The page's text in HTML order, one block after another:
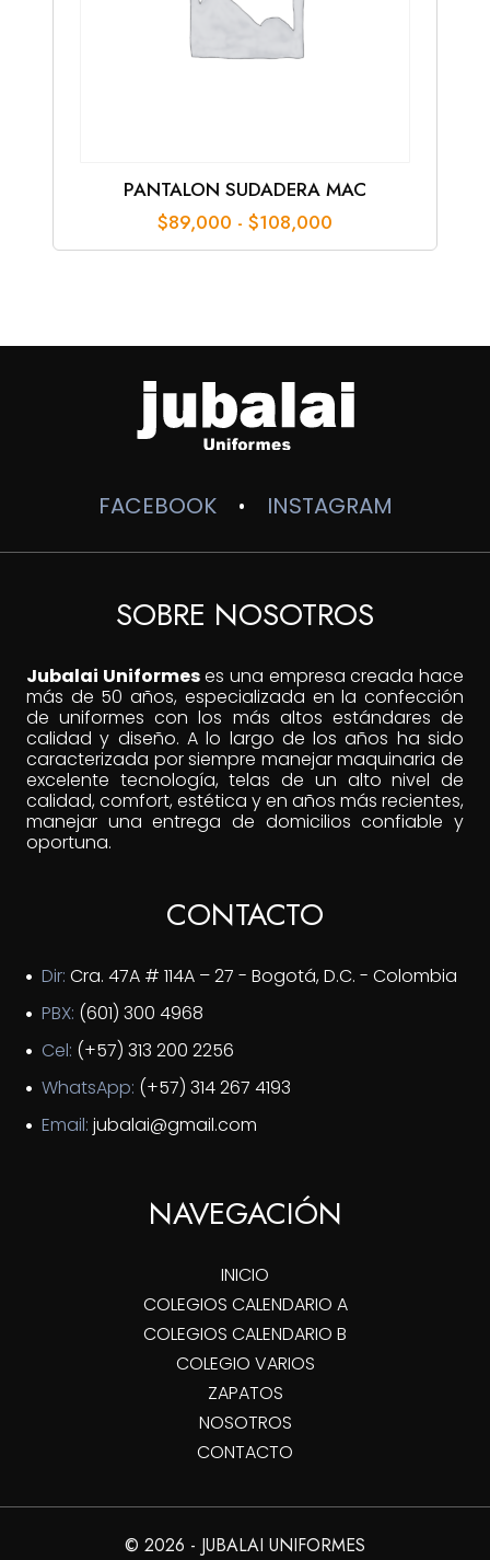
PANTALON SUDADERA MAC
$89,000 - $108,000
de
$108,000
FACEBOOK • INSTAGRAM
SOBRE NOSOTROS
Jubalai Uniformeses una empresa creada hace
más de 50 años, especializada en la confección
de uniformes con los más altos estándares de
calidad y diseño. A lo largo de los años ha sido
caracterizada por siempre manejar maquinaria de
excelente tecnología, telas de un alto nivel de
calidad, comfort, estética y en años más recientes,
manejar una entrega de domicilios confiable y
oportuna.
CONTACTO
Dir: Cra. 47A # 114A – 27 - Bogotá, D.C. - Colombia
PBX: (601) 300 4968
Cel: (+57) 313 200 2256
WhatsApp: (+57) 314 267 4193
Email: jubalai@gmail.com
NAVEGACIÓN
INICIO
COLEGIOS CALENDARIO A
COLEGIOS CALENDARIO B
COLEGIO VARIOS
ZAPATOS
NOSOTROS
CONTACTO
© 2026 - JUBALAI UNIFORMES